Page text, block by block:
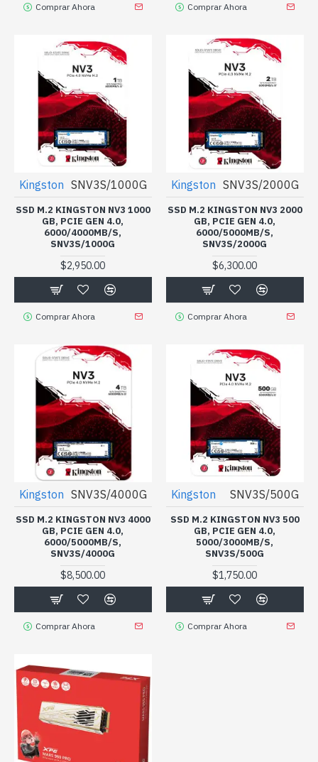
Comprar Ahora Comprar Ahora
Kingston SNV3S/1000G
SSD M.2 KINGSTON NV3 1000
GB, PCIE GEN 4.0,
6000/4000MB/S,
SNV3S/1000G
$2,950.00
Comprar Ahora
Kingston SNV3S/2000G
SSD M.2 KINGSTON NV3 2000
GB, PCIE GEN 4.0,
6000/5000MB/S,
SNV3S/2000G
$6,300.00
Comprar Ahora
Kingston SNV3S/4000G
SSD M.2 KINGSTON NV3 4000
GB, PCIE GEN 4.0,
6000/5000MB/S,
SNV3S/4000G
$8,500.00
Comprar Ahora
Kingston SNV3S/500G
SSD M.2 KINGSTON NV3 500
GB, PCIE GEN 4.0,
5000/3000MB/S,
SNV3S/500G
$1,750.00
Comprar Ahora